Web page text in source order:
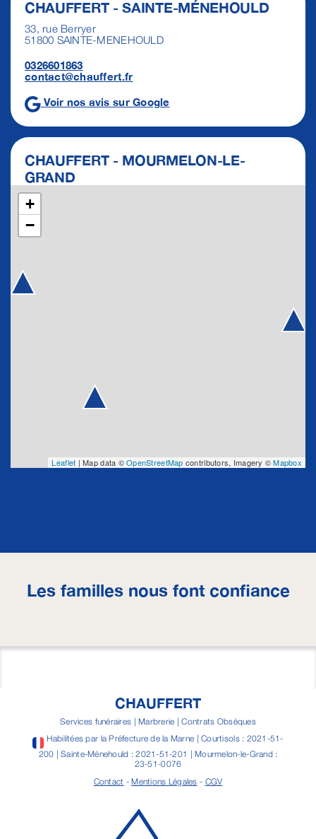
CHAUFFERT - SAINTE-MÉNEHOULD
33, rue Berryer
51800 SAINTE-MENEHOULD
0326601863
contact@chauffert.fr
Voir nos avis sur Google
CHAUFFERT - MOURMELON-LE-
GRAND
8 rue du Levant
51400 MOURMELON LE GRAND
0326667761
+
−
Leaflet | Map data ©OpenStreetMap contributors, Imagery ©Mapbox
Les familles nous font confiance
CHAUFFERT
Services funéraires | Marbrerie | Contrats Obsèques
Habilitées par la Préfecture de la Marne | Courtisols : 2021-51-
200 | Sainte-Ménehould : 2021-51-201 | Mourmelon-le-Grand :
23-51-0076
Contact -Mentions Légales - CGV